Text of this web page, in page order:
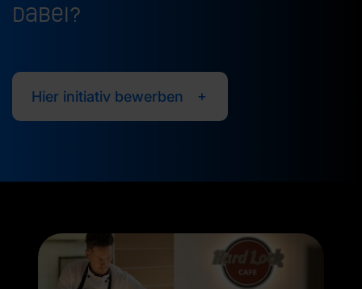
dabei?
Hier initiativ bewerben